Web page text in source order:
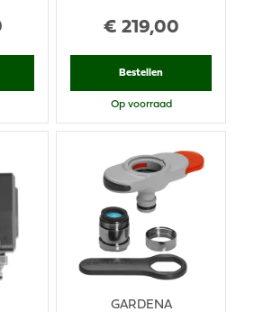
€ 219,00
Bestellen
Op voorraad
GARDENA